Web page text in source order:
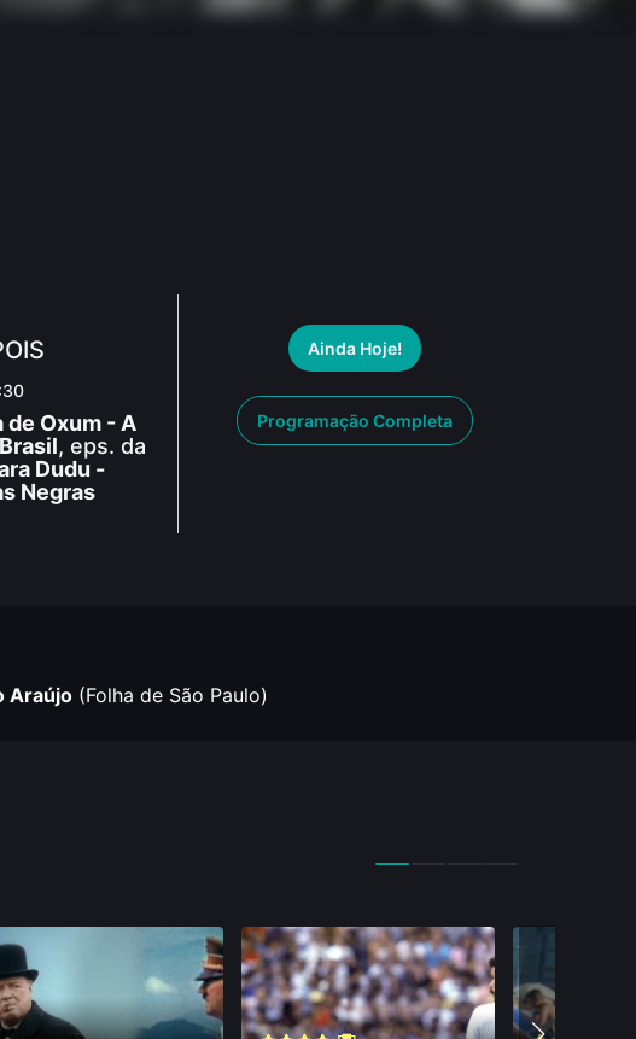
de Oxum - A
, eps. da
Dudu -
Negras
Ainda Hoje!
Programação Completa
Araújo (Folha de São Paulo)